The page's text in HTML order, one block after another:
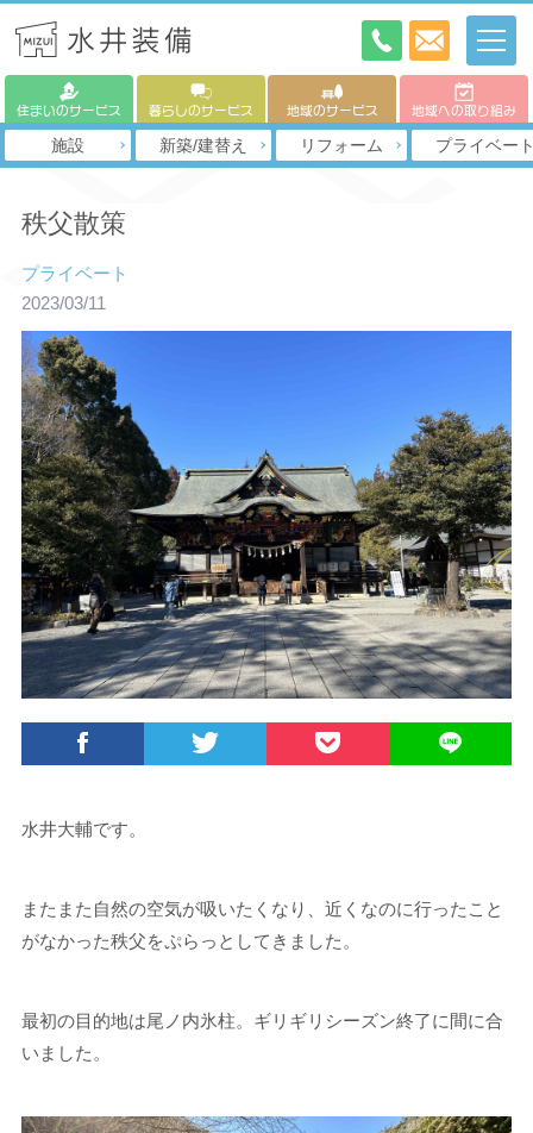
住まいのサービス 暮らしのサービス 地域のサービス 地域への取り組み
施設 新築/建替え リフォーム プライベー
秩父散策
プライベート
2023/03/11
水井大輔です。
またまた自然の空気が吸いたくなり、近くなのに行ったこと
がなかった秩父をぷらっとしてきました。
最初の目的地は尾ノ内氷柱。ギリギリシーズン終了に間に合
いました。